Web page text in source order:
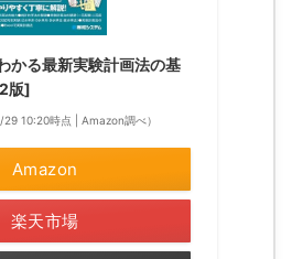
かる最新実験計画法の基
版]
29 10:20時点 | Amazon調べ）
Amazon
楽天市場